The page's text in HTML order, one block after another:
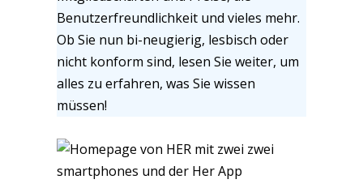
Benutzerfreundlichkeit und vieles mehr.
Ob Sie nun bi-neugierig, lesbisch oder
nicht konform sind, lesen Sie weiter, um
alles zu erfahren, was Sie wissen
müssen!